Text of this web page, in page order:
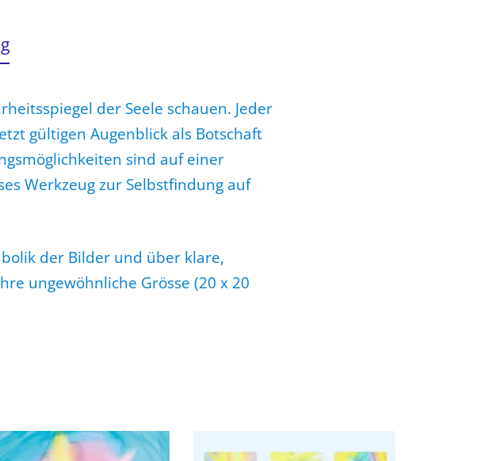
der Seele schauen. Jeder
gültigen Augenblick als Botschaft
sind auf einer
Werkzeug zur Selbstfindung auf
der Bilder und über klare,
ungewöhnliche Grösse (20 x 20